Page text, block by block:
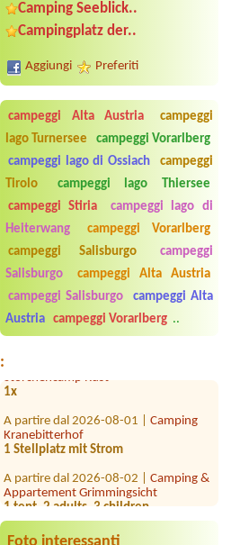
Camping Seeblick..
Campingplatz der..
Aggiungi Preferiti
campeggi Alta Austria
campeggi
lago Turnersee
campeggi Vorarlberg
campeggi lago di Ossiach
campeggi
Tirolo
campeggi lago Thiersee
campeggi Stiria
campeggi lago di
Heiterwang
campeggi Vorarlberg
campeggi Salisburgo
campeggi
Salisburgo
campeggi Alta Austria
campeggi Salisburgo
campeggi Alta
Austria
campeggi Vorarlberg ..
:
A partire dal 2026-08-13 |Camping
1000
Storchencamp Rust
1x
Kranebitterhof
1 Stellplatz mit Strom
Appartement Grimmingsicht
1 tent, 2 adults, 3 children
A partire dal 2026-08-18 |
Storchencamp Purbach